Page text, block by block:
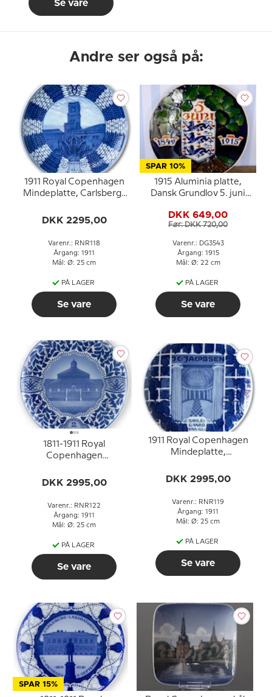
Se vare
Andre ser også på:
1911 Royal Copenhagen
Mindeplatte, Carlsberg-
DKK 2295,00
Varenr.: RNR118
Årgang: 1911
Mål: Ø: 25 cm
PÅ LAGER
Se vare
SPAR 10%
1915 Aluminia platte,
Dansk Grundlov 5. juni
DKK 649,00
Før: DKK 720,00
Varenr.: DG3543
Årgang: 1915
Mål: Ø: 22 cm
PÅ LAGER
Se vare
1811-1911 Royal
Copenhagen
Palmehuset i Botanisk
DKK 2995,00
Varenr.: RNR122
Årgang: 1911
Mål: Ø: 25 cm
PÅ LAGER
Se vare
1911 Royal Copenhagen
Mindeplatte,
SØJLEGAARD PAA
DKK 2995,00
Varenr.: RNR119
Årgang: 1911
Mål: Ø: 25 cm
PÅ LAGER
Se vare
SPAR 15%